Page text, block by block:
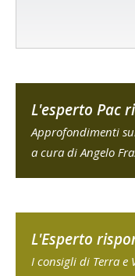
L'esperto Pac
Approfondimenti
a cura di Angelo
L'Esperto
I consigli di Terra e